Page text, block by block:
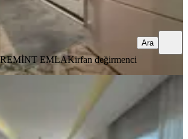
REMİNT EMLAKirfan değirmenci
Ara
2+1/ultra
havuz/güvenlik/g.odalı/
kombi/cam
iskanlı/satılık/daire